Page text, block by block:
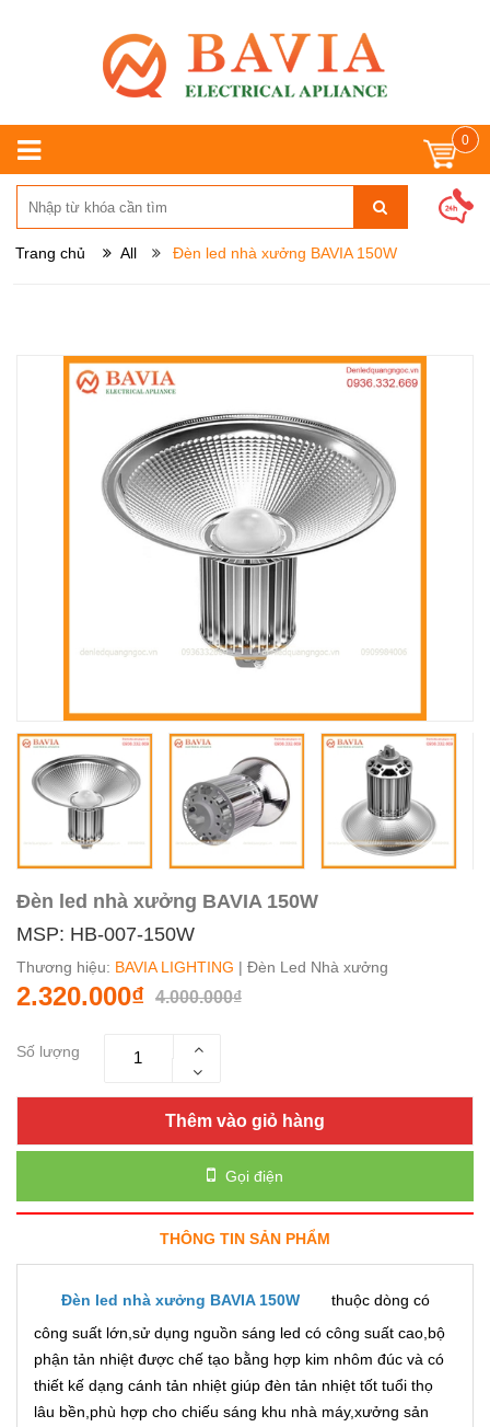
0
Trang chủ All Đèn led nhà xưởng BAVIA 150W
Đèn led nhà xưởng BAVIA 150W
MSP: HB-007-150W
Thương hiệu: BAVIA LIGHTING | Đèn Led Nhà xưởng
2.320.000₫ 4.000.000₫
Số lượng
Thêm vào giỏ hàng
Gọi điện
THÔNG TIN SẢN PHẨM
Đèn led nhà xưởng BAVIA 150W
thuộc dòng có
công suất lớn,sử dụng nguồn sáng led có công suất cao,bộ
phận tản nhiệt được chế tạo bằng hợp kim nhôm đúc và có
thiết kế dạng cánh tản nhiệt giúp đèn tản nhiệt tốt tuổi thọ
lâu bền,phù hợp cho chiếu sáng khu nhà máy,xưởng sản